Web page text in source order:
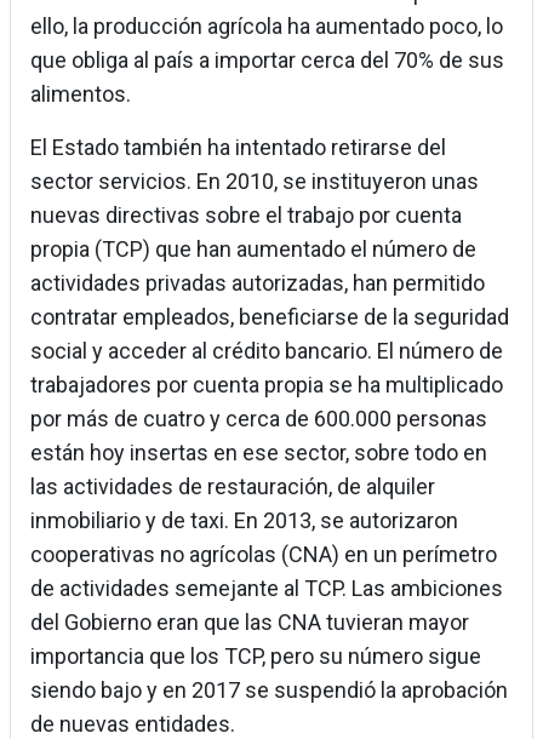
ello, la producción agrícola ha aumentado poco, lo
que obliga al país a importar cerca del 70% de sus
alimentos.
El Estado también ha intentado retirarse del
sector servicios. En 2010, se instituyeron unas
nuevas directivas sobre el trabajo por cuenta
propia (TCP) que han aumentado el número de
actividades privadas autorizadas, han permitido
contratar empleados, beneficiarse de la seguridad
social y acceder al crédito bancario. El número de
trabajadores por cuenta propia se ha multiplicado
por más de cuatro y cerca de 600.000 personas
están hoy insertas en ese sector, sobre todo en
las actividades de restauración, de alquiler
inmobiliario y de taxi. En 2013, se autorizaron
cooperativas no agrícolas (CNA) en un perímetro
de actividades semejante al TCP. Las ambiciones
del Gobierno eran que las CNA tuvieran mayor
importancia que los TCP, pero su número sigue
siendo bajo y en 2017 se suspendió la aprobación
de nuevas entidades.